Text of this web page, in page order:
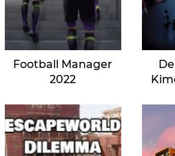
Football Manager
2022